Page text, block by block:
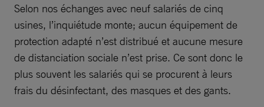
Selon nos échanges avec neuf salariés de cinq
usines, l’inquiétude monte; aucun équipement de
protection adapté n’est distribué et aucune mesure
de distanciation sociale n’est prise. Ce sont donc le
plus souvent les salariés qui se procurent à leurs
frais du désinfectant, des masques et des gants.